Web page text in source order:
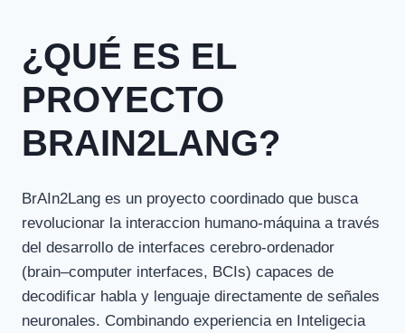
¿QUÉ ES EL
PROYECTO
BRAIN2LANG?
BrAIn2Lang es un proyecto coordinado que busca
revolucionar la interaccion humano-máquina a través
del desarrollo de interfaces cerebro-ordenador
(brain–computer interfaces, BCIs) capaces de
decodificar habla y lenguaje directamente de señales
neuronales. Combinando experiencia en Inteligecia